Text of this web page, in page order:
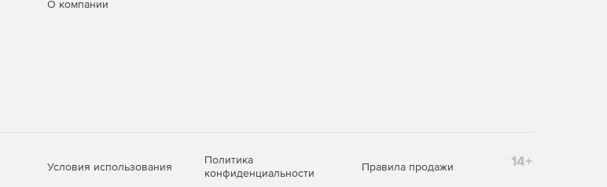
О компании
Условия использования
Политика
конфиденциальности
Правила продажи 14+